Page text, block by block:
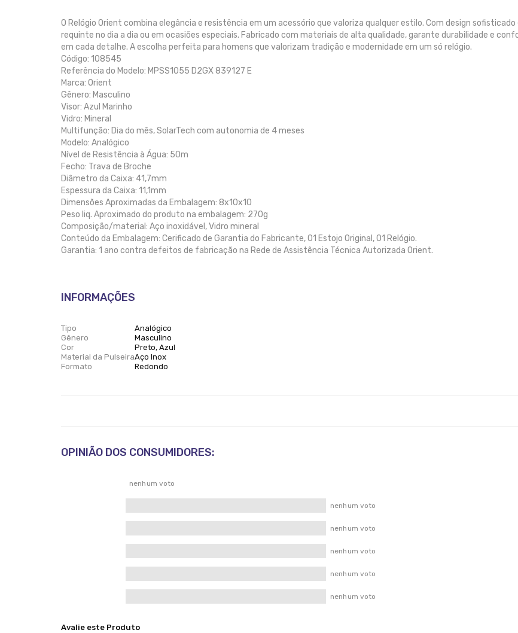
O Relógio Orient combina elegância e resistência em um acessório que valoriza qualquer estilo. Com design
requinte no dia a dia ou em ocasiões especiais. Fabricado com materiais de alta qualidade, garante durabilidade e
em cada detalhe. A escolha perfeita para homens que valorizam tradição e modernidade em um só relógio.
Código: 108545
Referência do Modelo: MPSS1055 D2GX 839127 E
Marca: Orient
Gênero: Masculino
Visor: Azul Marinho
Vidro: Mineral
Multifunção: Dia do mês, SolarTech com autonomia de 4 meses
Modelo: Analógico
Nível de Resistência à Água: 50m
Fecho: Trava de Broche
Diâmetro da Caixa: 41,7mm
Espessura da Caixa: 11,1mm
Dimensões Aproximadas da Embalagem: 8x10x10
Peso liq. Aproximado do produto na embalagem: 270g
Composição/material: Aço inoxidável, Vidro mineral
Conteúdo da Embalagem: Cerificado de Garantia do Fabricante, 01 Estojo Original, 01 Relógio.
Garantia: 1 ano contra defeitos de fabricação na Rede de Assistência Técnica Autorizada Orient.
INFORMAÇÕES
Tipo
Analógico
Gênero
Masculino
Cor
Preto, Azul
Material da PulseiraAço Inox
Formato
Redondo
OPINIÃO DOS CONSUMIDORES:
nenhum voto
nenhum voto
nenhum voto
nenhum voto
nenhum voto
nenhum voto
Avalie este Produto